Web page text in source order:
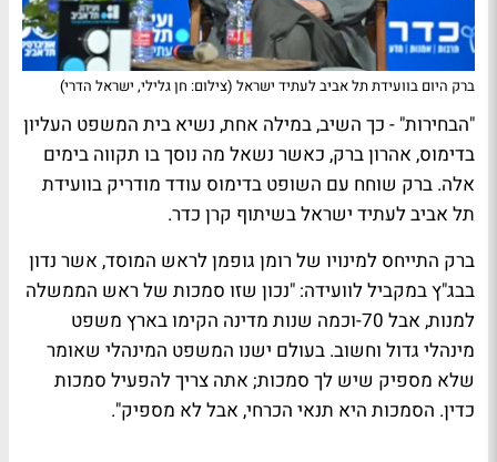
ברק היום בוועידת תל אביב לעתיד ישראל (צילום: חן גלילי, ישראל הדרי)
"הבחירות" - כך השיב, במילה אחת, נשיא בית המשפט העליון
בדימוס, אהרון ברק, כאשר נשאל מה נוסך בו תקווה בימים
אלה. ברק שוחח עם השופט בדימוס עודד מודריק בוועידת
תל אביב לעתיד ישראל בשיתוף קרן כדר.
ברק התייחס למינויו של רומן גופמן לראש המוסד, אשר נדון
בבג"ץ במקביל לוועידה: "נכון שזו סמכות של ראש הממשלה
למנות, אבל 70-וכמה שנות מדינה הקימו בארץ משפט
מינהלי גדול וחשוב. בעולם ישנו המשפט המינהלי שאומר
שלא מספיק שיש לך סמכות; אתה צריך להפעיל סמכות
כדין. הסמכות היא תנאי הכרחי, אבל לא מספיק".